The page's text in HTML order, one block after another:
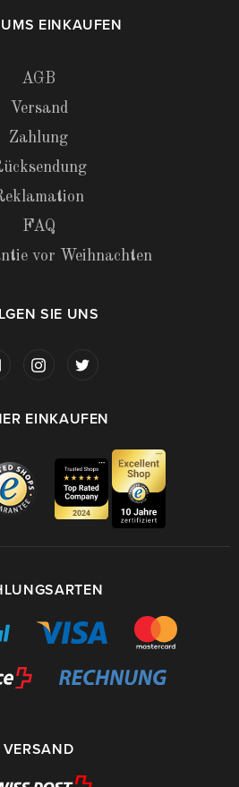
EINKAUFEN
AGB
Versand
Zahlung
FAQ
vor Weihnachten
SIE UNS
EINKAUFEN
VERSAND